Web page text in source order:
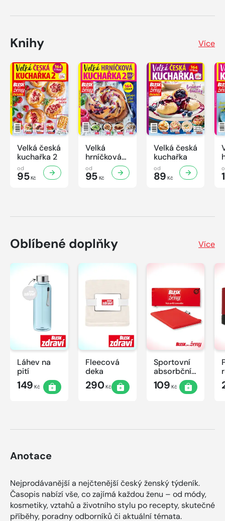
Knihy Více
Velká česká
kuchařka 2
od
95Kč
Velká
hrníčková
kuchařka II
od
95Kč
Velká česká
kuchařka
od
89 Kč
Oblíbené doplňky Více
Láhev na
pití
149 Kč
Fleecová
deka
290Kč
Sportovní
absorbční
ručník
109 Kč
Anotace
Nejprodávanější a nejčtenější český ženský týdeník.
Časopis nabízí vše, co zajímá každou ženu – od módy,
kosmetiky, vztahů a životního stylu po recepty, skutečné
příběhy, poradny odborníků či aktuální témata.